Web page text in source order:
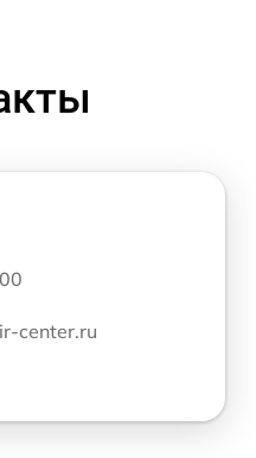
center.ru